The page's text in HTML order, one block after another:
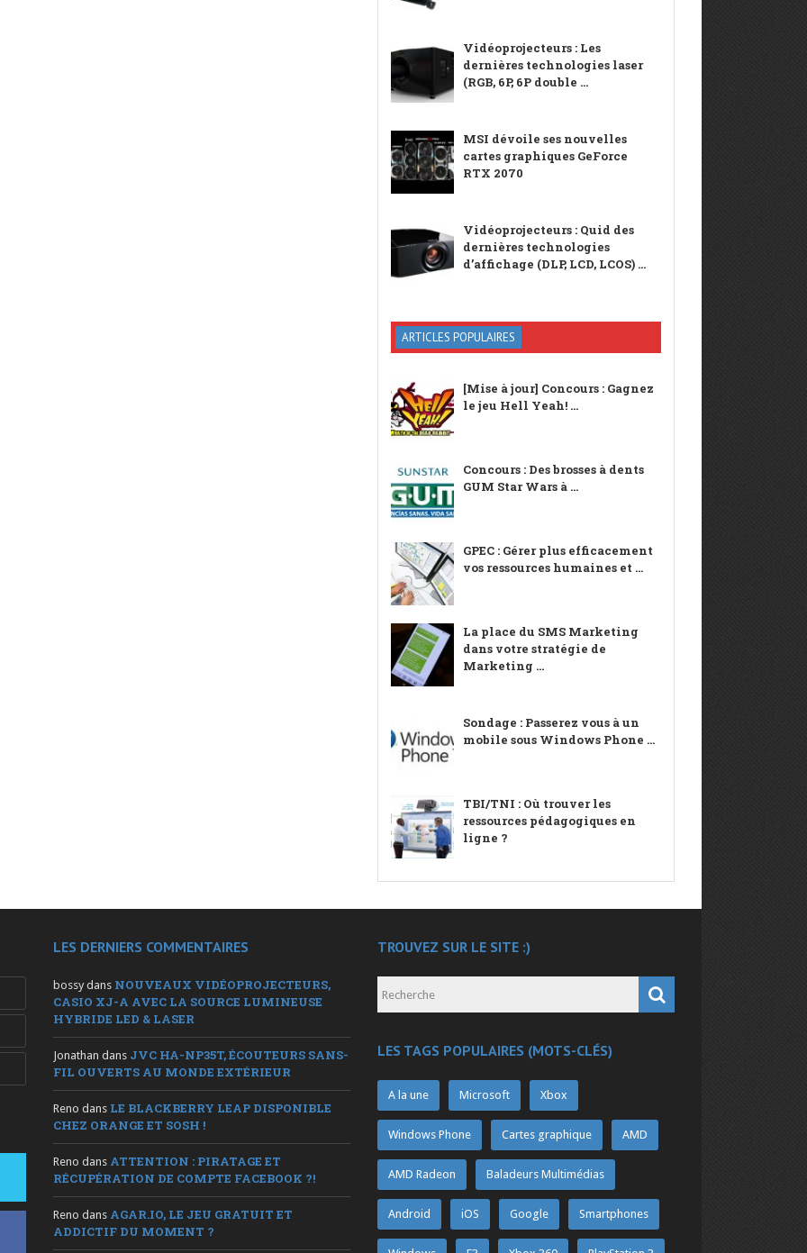
Vidéoprojecteurs : Les
dernières technologies laser
(RGB, 6P, 6P double ...
MSI dévoile ses nouvelles
cartes graphiques GeForce
RTX 2070
Vidéoprojecteurs : Quid des
dernières technologies
d’affichage (DLP, LCD, LCOS) ...
ARTICLES POPULAIRES
[Mise à jour] Concours : Gagnez
le jeu Hell Yeah! ...
Concours : Des brosses à dents
GUM Star Wars à ...
GPEC : Gérer plus efficacement
vos ressources humaines et ...
La place du SMS Marketing
dans votre stratégie de
Marketing ...
Sondage : Passerez vous à un
mobile sous Windows Phone ...
TBI/TNI : Où trouver les
ressources pédagogiques en
ligne ?
LES DERNIERS COMMENTAIRES
bossy dans NOUVEAUX VIDÉOPROJECTEURS,
CASIO XJ-A AVEC LA SOURCE LUMINEUSE
HYBRIDE LED & LASER
Jonathan dans JVC HA-NP35T, ÉCOUTEURS SANS-
FIL OUVERTS AU MONDE EXTÉRIEUR
Reno dans LE BLACKBERRY LEAP DISPONIBLE
CHEZ ORANGE ET SOSH !
Reno dans ATTENTION : PIRATAGE ET
RÉCUPÉRATION DE COMPTE FACEBOOK ?!
Reno dans AGAR.IO, LE JEU GRATUIT ET
ADDICTIF DU MOMENT ?
TROUVEZ SUR LE SITE :)
LES TAGS POPULAIRES (MOTS-CLÉS)
A la une Microsoft Xbox
Windows Phone Cartes graphique AMD
AMD Radeon Baladeurs Multimédias
Android iOS Google Smartphones